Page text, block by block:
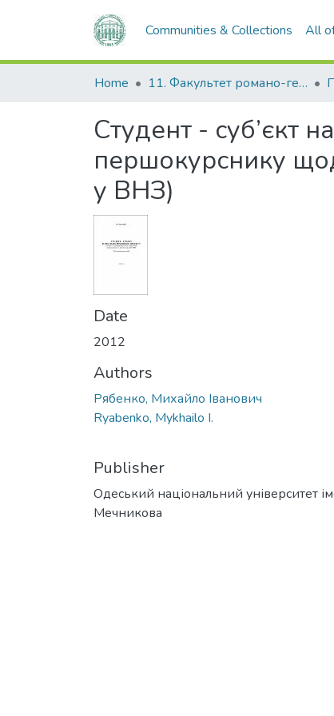
Communities & Collections All
Home 11. Факультет романо-германської філології
Студент - суб’єкт
першокурснику
у ВНЗ)
Date
2012
Authors
Рябенко, Михайло Іванович
Ryabenko, Mykhailo I.
Publisher
Одеський національний університет
Мечникова